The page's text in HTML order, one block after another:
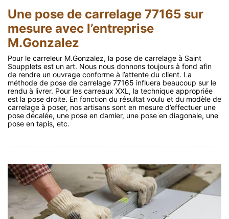
Une pose de carrelage 77165 sur
mesure avec l’entreprise
M.Gonzalez
Pour le carreleur M.Gonzalez, la pose de carrelage à Saint
Soupplets est un art. Nous nous donnons toujours à fond afin
de rendre un ouvrage conforme à l’attente du client. La
méthode de pose de carrelage 77165 influera beaucoup sur le
rendu à livrer. Pour les carreaux XXL, la technique appropriée
est la pose droite. En fonction du résultat voulu et du modèle de
carrelage à poser, nos artisans sont en mesure d’effectuer une
pose décalée, une pose en damier, une pose en diagonale, une
pose en tapis, etc.